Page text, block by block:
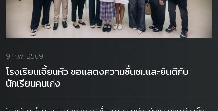
9 ก.พ. 2569
โรงเรียนเจี้ยนหัว ขอแสดงความชื่นชมและยินดีกับ
นักเรียนคนเก่ง